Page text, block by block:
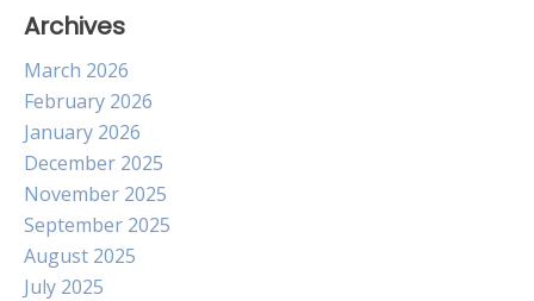
Archives
March 2026
February 2026
January 2026
December 2025
November 2025
September 2025
August 2025
July 2025